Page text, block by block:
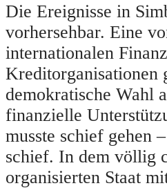
Die Ereignisse in
vorhersehbar. Eine
internationalen
Kreditorganisationen
demokratische Wahl
finanzielle
musste schief gehen
schief. In dem völlig
organisierten Staat